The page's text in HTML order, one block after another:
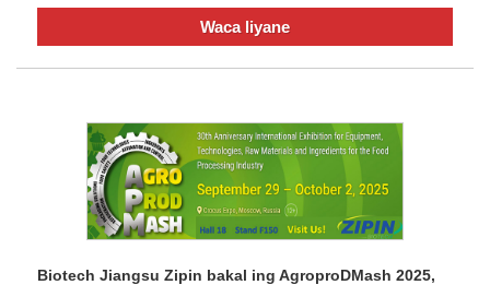
Waca liyane
Biotech Jiangsu Zipin bakal ing AgroproDMash 2025,